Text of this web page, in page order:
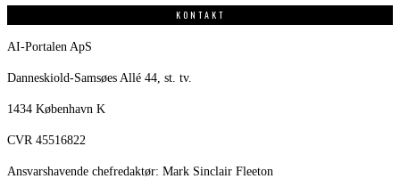
KONTAKT
AI-Portalen ApS
Danneskiold-Samsøes Allé 44, st. tv.
1434 København K
CVR 45516822
Ansvarshavende chefredaktør: Mark Sinclair Fleeton